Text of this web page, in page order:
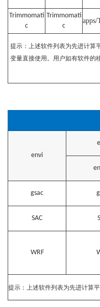
Trimmomati
c
Trimmomati
c
提示：上述软件列表为先进计算
变量直接使用。用户如有软件的
envi
gsac
SAC
WRF
提示：上述软件列表为先进计算